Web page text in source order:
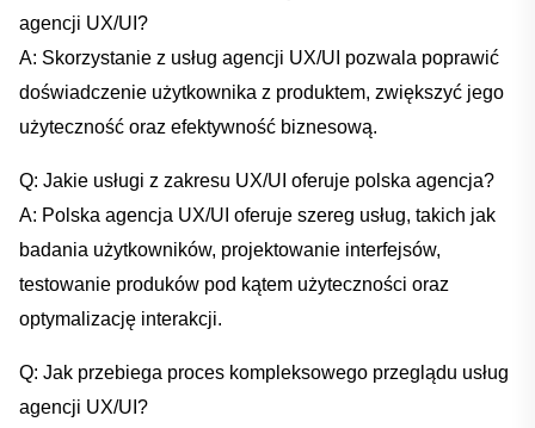
‌agencji UX/UI?
A: Skorzystanie ⁤z usług⁢ agencji UX/UI ⁢pozwala poprawić
⁣doświadczenie użytkownika z‍ produktem, zwiększyć ⁤jego
użyteczność oraz ⁤efektywność biznesową.
Q: Jakie usługi z zakresu UX/UI oferuje polska agencja?
A: Polska agencja UX/UI ​oferuje szereg usług,​ takich​ jak
badania użytkowników, ​projektowanie interfejsów,
⁤testowanie produków pod kątem użyteczności oraz
optymalizację ‍interakcji.
Q:​ Jak przebiega proces kompleksowego przeglądu usług
agencji UX/UI?